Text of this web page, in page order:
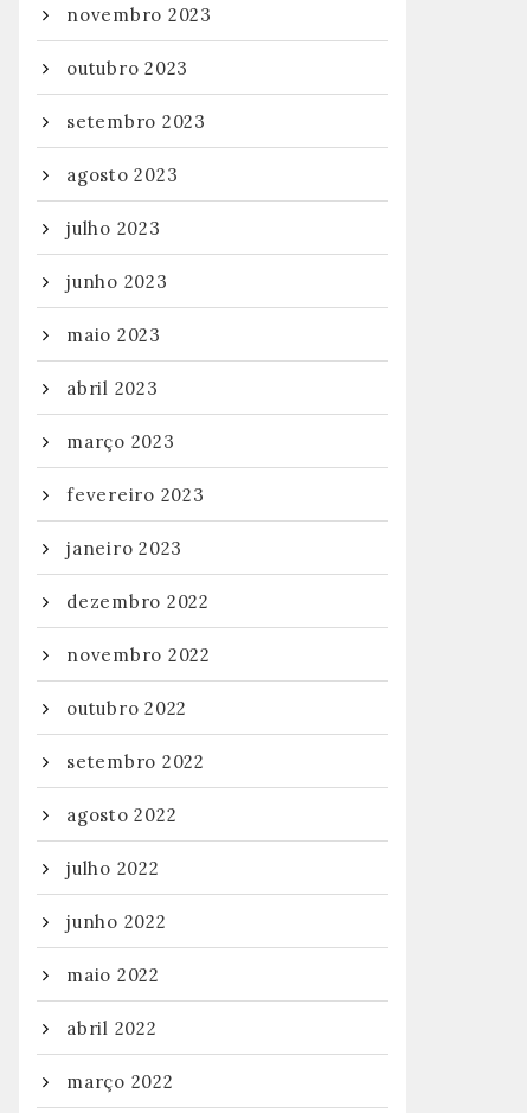
novembro 2023
outubro 2023
setembro 2023
agosto 2023
julho 2023
junho 2023
maio 2023
abril 2023
março 2023
fevereiro 2023
janeiro 2023
dezembro 2022
novembro 2022
outubro 2022
setembro 2022
agosto 2022
julho 2022
junho 2022
maio 2022
abril 2022
março 2022